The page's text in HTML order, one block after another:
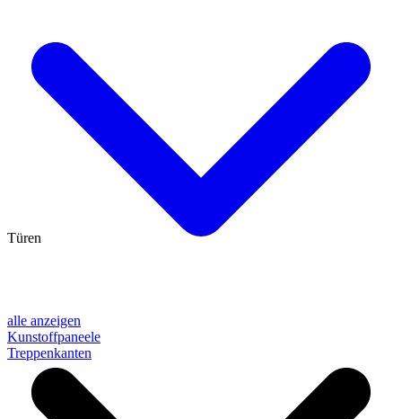
alle anzeigen
Kunstoffpaneele
Treppenkanten
Türen